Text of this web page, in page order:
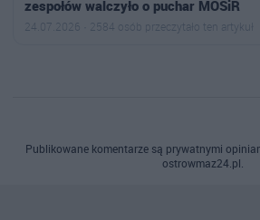
zespołów walczyło o puchar MOSiR
24.07.2026 · 2584 osób przeczytało ten artykuł
Publikowane komentarze są prywatnymi
ostrowmaz24.pl.